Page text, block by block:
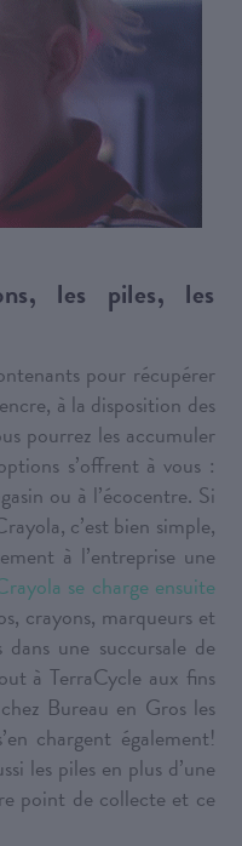
les piles, les
pour récupérer
à la disposition des
pourrez les accumuler
s’offrent à vous :
ou à l’écocentre. Si
c’est bien simple,
à l’entreprise une
se charge ensuite
crayons, marqueurs et
une succursale de
à TerraCycle aux fins
Bureau en Gros les
chargent également!
les piles en plus d’une
point de collecte et ce